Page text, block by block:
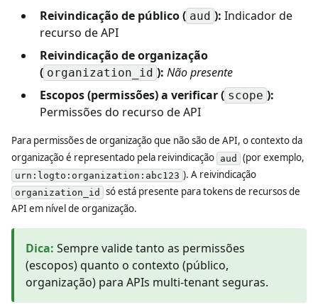
Reivindicação de público ( aud ): Indicador de
recurso de API
Reivindicação de organização
( organization_id ): Não presente
Escopos (permissões) a verificar ( scope ):
Permissões do recurso de API
Para permissões de organização que não são de API, o contexto da
organização é representado pela reivindicação aud (por exemplo,
urn:logto:organization:abc123 ). A reivindicação
organization_id
só está presente para tokens de recursos de
API em nível de organização.
Dica: Sempre valide tanto as permissões
(escopos) quanto o contexto (público,
organização) para APIs multi-tenant seguras.